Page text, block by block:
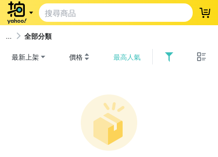
登
全部分類
最新上架 價格 最高人氣